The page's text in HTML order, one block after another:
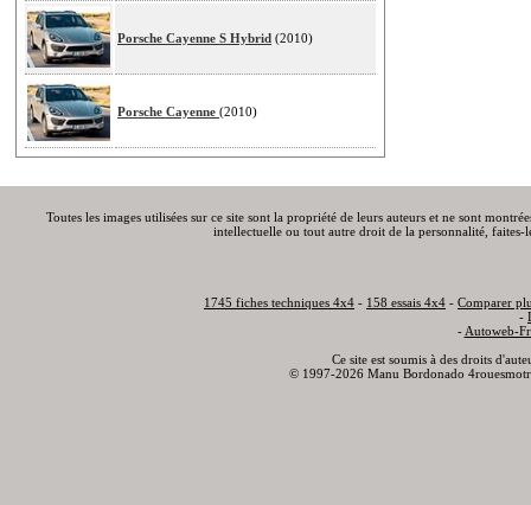
Porsche Cayenne S Hybrid (2010)
Porsche Cayenne (2010)
Toutes les images utilisées sur ce site sont la propriété de leurs auteurs et ne sont
intellectuelle ou tout autre droit de la personnalité,
1745 fiches techniques 4x4 - 158 essais 4x4 - Comparer
-
- Autoweb-
Ce site est soumis à des droits
© 1997-2026 Manu Bordonado